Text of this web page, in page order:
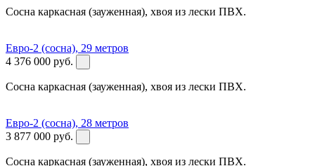
Сосна каркасная (зауженная), хвоя из лески ПВХ.
Евро-2 (сосна), 29 метров
4 376 000 руб.
Сосна каркасная (зауженная), хвоя из лески ПВХ.
Евро-2 (сосна), 28 метров
3 877 000 руб.
Сосна каркасная (зауженная), хвоя из лески ПВХ.